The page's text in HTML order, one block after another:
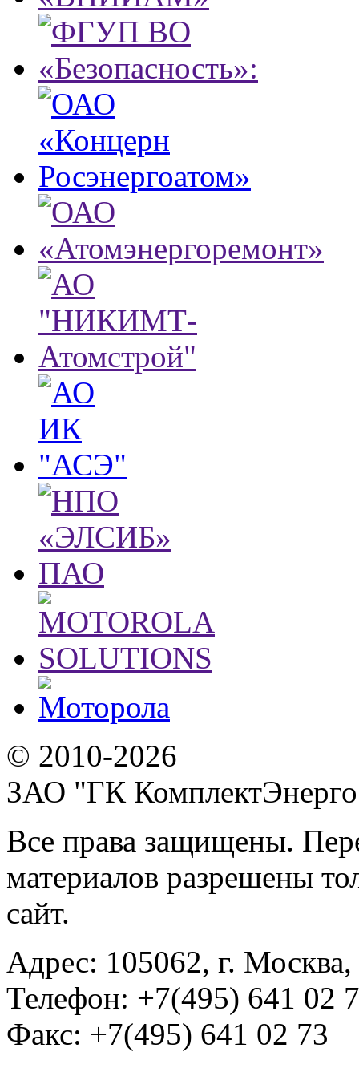
© 2010-2026
ЗАО "ГК
Все права защищены.
материалов разрешены
сайт.
Адрес: 105062, г.
Телефон: +7(495) 641 02
Факс: +7(495) 641 02 73